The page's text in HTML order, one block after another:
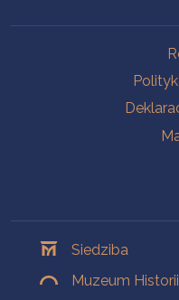
Siedziba
Muzeum